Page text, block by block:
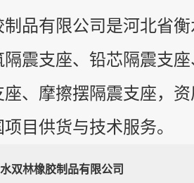
品有限公司是河北省
隔震支座、铅芯隔震支
、摩擦摆隔震支座，
目供货与技术服务。
双林橡胶制品有限公司